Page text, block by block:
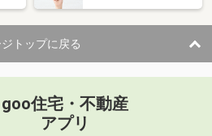
トップに戻る
goo住宅・不動産
アプリ